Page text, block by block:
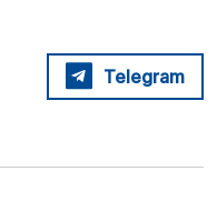
Telegram